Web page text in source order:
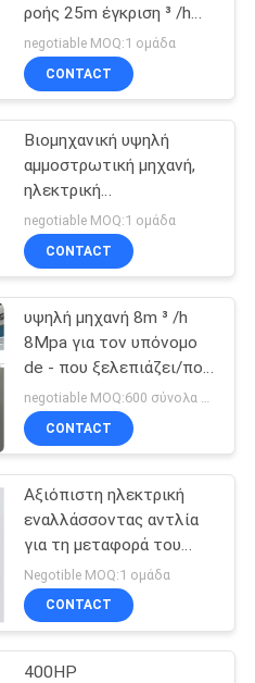
4
ροής 25m έγκριση ³ /h
ISO
negotiable MOQ:1 ομάδα
CONTACT
Βιομηχανική υψηλή
αμμοστρωτική μηχανή,
ηλεκτρική
εναλλάσσοντας αντλία
υψηλής επίδοσης
negotiable MOQ:1 ομάδα
CONTACT
υψηλή μηχανή 8m ³ /h
8Mpa για τον υπόνομο
de - που ξελεπιάζει/που
εκβαθύνει
CONTACT
Αξιόπιστη ηλεκτρική
εναλλάσσοντας αντλία
για τη μεταφορά του
καθαρού νερού/του
διαβρωτικού υγρού
Negotible MOQ:1 ομάδα
CONTACT
400HP